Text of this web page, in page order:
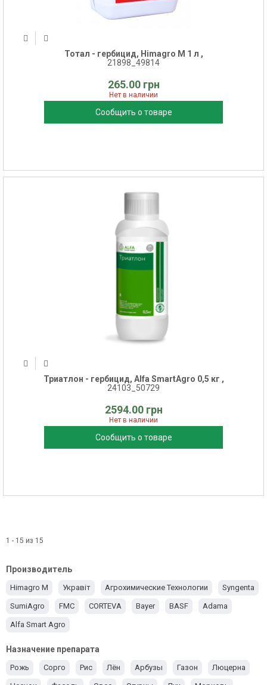
Тотал - гербицид, Himagro M 1 л ,
21898_49814
265.00 грн
Нет в наличии
Сообщить о товаре
Триатлон - гербицид, Alfa SmartAgro 0,5 кг ,
24103_50729
2594.00 грн
Нет в наличии
Сообщить о товаре
1 - 15 из 15
Производитель
Himagro M Укравіт Агрохимические Технологии Syngenta
SumiAgro FMC CORTEVA Bayer BASF Adama
Alfa Smart Agro
Назначение препарата
Рожь Сорго Рис Лён Арбузы Газон Люцерна